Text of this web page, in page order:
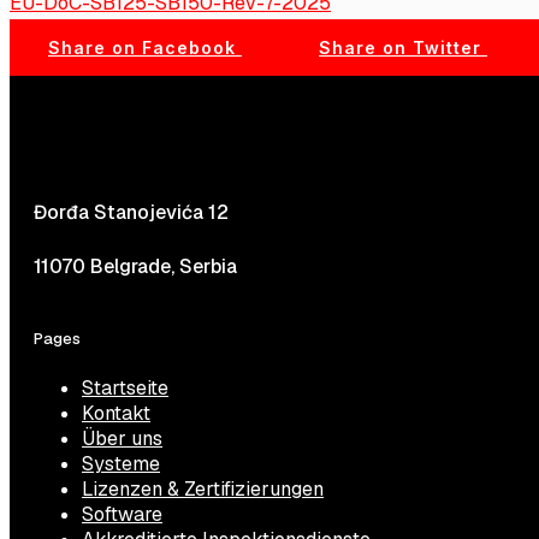
Share on Facebook Share on Twitter
Đorđa Stanojevića 12
11070 Belgrade, Serbia
Pages
Startseite
Kontakt
Über uns
Systeme
Lizenzen & Zertifizierungen
Software